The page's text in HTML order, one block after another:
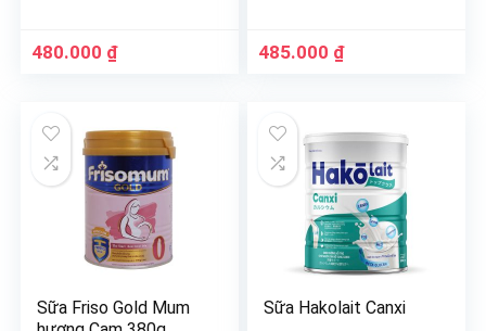
480.000 ₫ 485.000 ₫
Sữa Friso Gold Mum
Sữa Hakolait Canxi